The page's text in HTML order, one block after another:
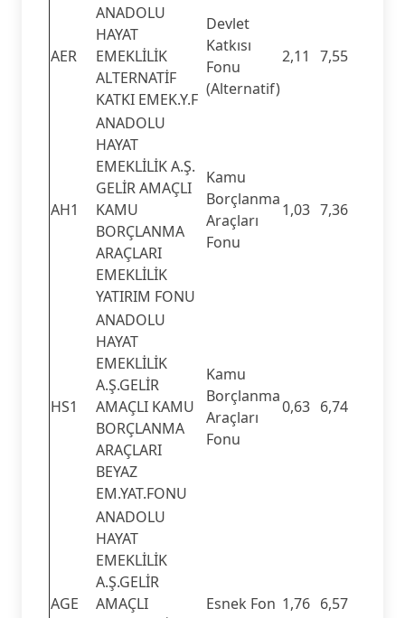
AER
ANADOLU
HAYAT
EMEKLİLİK
ALTERNATİF
KATKI EMEK.Y.F
Devlet
Katkısı
Fonu
(Alternatif)
2,11 7,55
AH1
ANADOLU
HAYAT
EMEKLİLİK A.Ş.
GELİR AMAÇLI
KAMU
BORÇLANMA
ARAÇLARI
EMEKLİLİK
YATIRIM FONU
Kamu
Borçlanma
Araçları
Fonu
1,03 7,36
HS1
ANADOLU
HAYAT
EMEKLİLİK
A.Ş.GELİR
AMAÇLI KAMU
BORÇLANMA
ARAÇLARI
BEYAZ
EM.YAT.FONU
Kamu
Borçlanma
Araçları
Fonu
0,63 6,74
AGE
ANADOLU
HAYAT
EMEKLİLİK
A.Ş.GELİR
AMAÇLI
Esnek Fon 1,76 6,57